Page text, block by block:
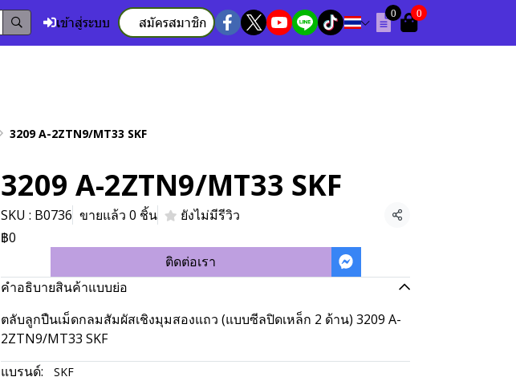
เข้าสู่ระบบ สมัครสมาชิก
0 0
3209 A-2ZTN9/MT33 SKF
3209 A-2ZTN9/MT33 SKF
SKU : B0736 ขายแล้ว 0 ชิ้น ยังไม่มีรีวิว
แชร์
฿0
ติดต่อเรา
คำอธิบายสินค้าแบบย่อ
ตลับลูกปืนเม็ดกลมสัมผัสเชิงมุมสองแถว (แบบซีลปิดเหล็ก 2 ด้าน) 3209 A-
2ZTN9/MT33 SKF
แบรนด์:
SKF